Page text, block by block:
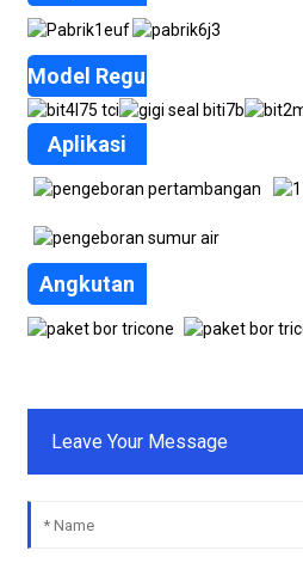
Model Reguler
Aplikasi
Angkutan
Leave Your Message